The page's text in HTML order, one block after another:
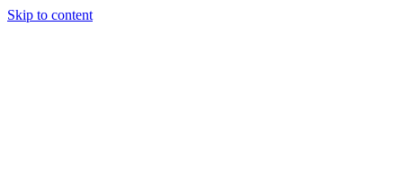
Skip to content